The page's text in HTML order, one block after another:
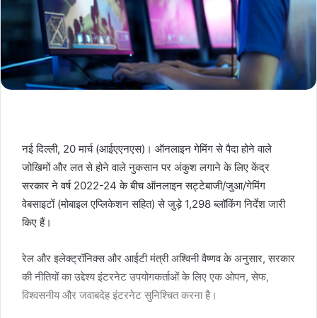
नई दिल्ली, 20 मार्च (आईएएनएस)। ऑनलाइन गेमिंग से पैदा होने वाले
जोखिमों और लत से होने वाले नुकसान पर अंकुश लगाने के लिए केंद्र
सरकार ने वर्ष 2022-24 के बीच ऑनलाइन सट्टेबाजी/जुआ/गेमिंग
वेबसाइटों (मोबाइल एप्लिकेशन सहित) से जुड़े 1,298 ब्लॉकिंग निर्देश जारी
किए हैं।
रेल और इलेक्ट्रॉनिक्स और आईटी मंत्री अश्विनी वैष्णव के अनुसार, सरकार
की नीतियों का उद्देश्य इंटरनेट उपयोगकर्ताओं के लिए एक ओपन, सेफ,
विश्वसनीय और जवाबदेह इंटरनेट सुनिश्चित करना है।